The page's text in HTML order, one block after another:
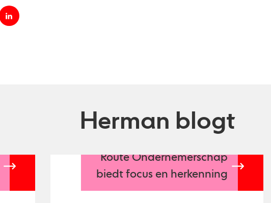
Herman blogt
Route Ondernemerschap
biedt focus en herkenning